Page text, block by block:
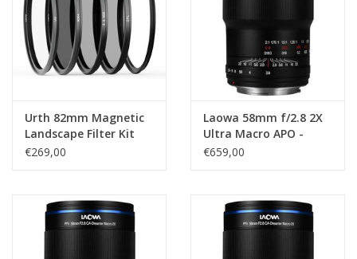
Urth 82mm Magnetic
Landscape Filter Kit
Plus+ (UV CPL SGND8
€269,00
Laowa 58mm f/2.8 2X
Ultra Macro APO -
Canon RF
€659,00